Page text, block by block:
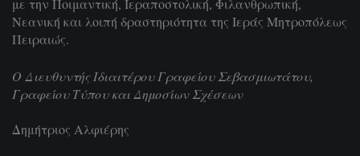
με την Ποιμαντική, Ιεραποστολική, Φιλανθρωπική,
Νεανική και λοιπή δραστηριότητα της Ιεράς Μητροπόλεως
Πειραιώς.
Ο Διευθυντής Ιδιαιτέρου Γραφείου Σεβασμιωτάτου,
Γραφείου Τύπου και Δημοσίων Σχέσεων
Δημήτριος Αλφιέρης